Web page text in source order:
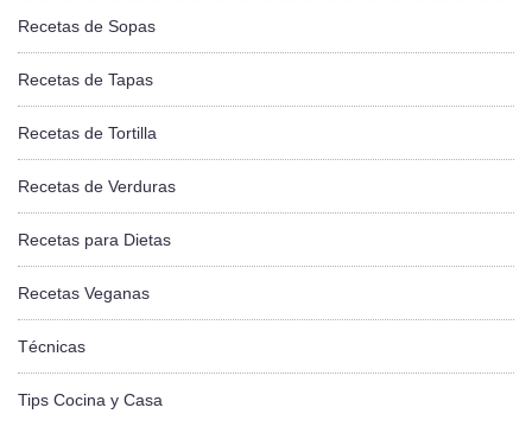
Recetas de Sopas
Recetas de Tapas
Recetas de Tortilla
Recetas de Verduras
Recetas para Dietas
Recetas Veganas
Técnicas
Tips Cocina y Casa